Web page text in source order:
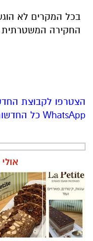
בכל המקרים לא
החקירה המשטרתית
הצטרפו לקבוצת
WhatsApp כל החדשות לחצו כאן